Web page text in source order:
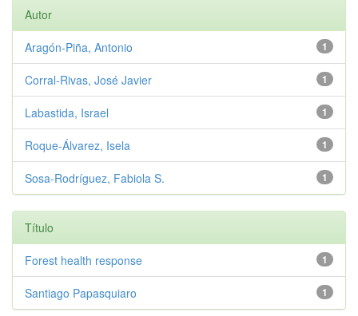
Autor
1
Aragón-Piña, Antonio
1
Corral-Rivas, José Javier
1
Labastida, Israel
1
Roque-Álvarez, Isela
1
Sosa-Rodríguez, Fabiola S.
Título
1
Forest health response
1
Santiago Papasquiaro